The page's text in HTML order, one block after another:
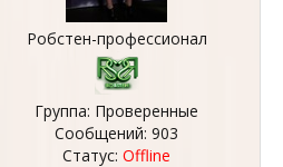
Робстен-профессионал
Группа: Проверенные
Сообщений: 903
Статус: Offline